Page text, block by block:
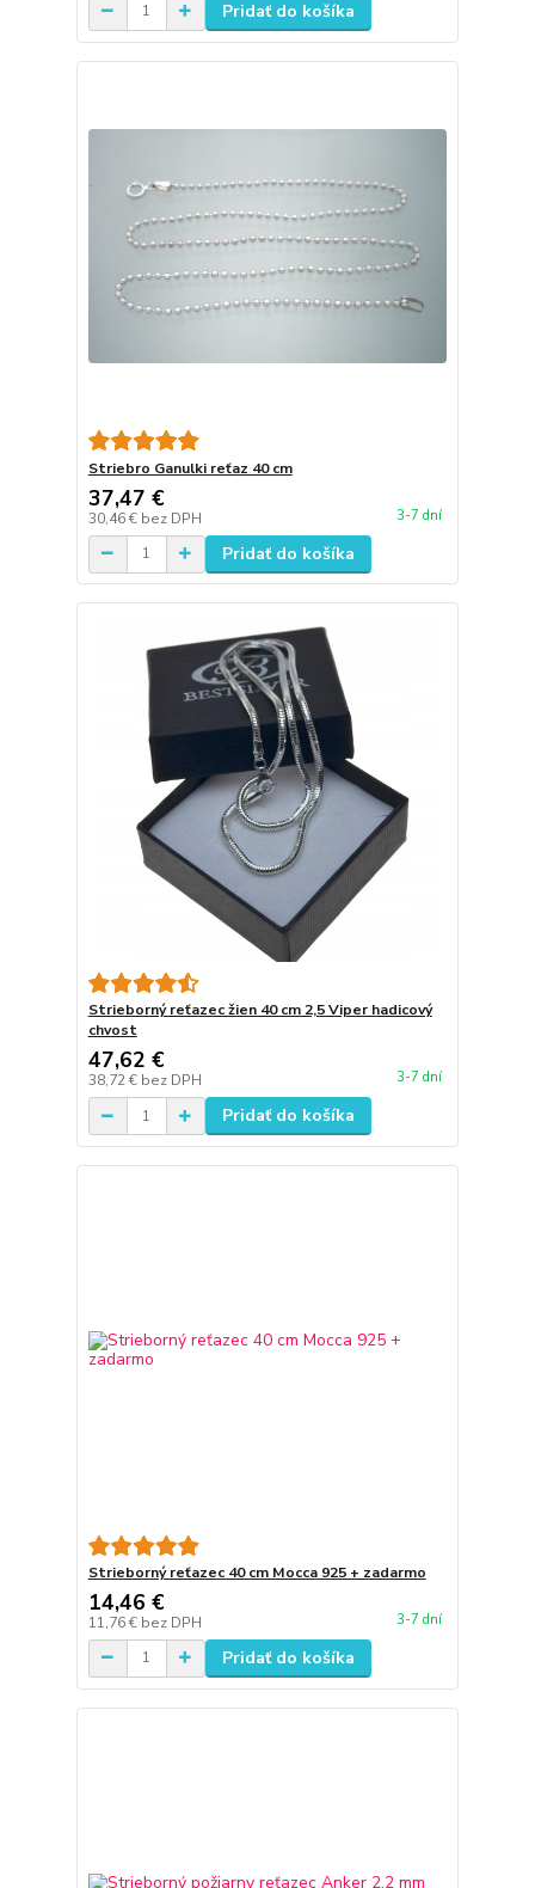
Pridať do košíka
Striebro Ganulki reťaz 40 cm
37,47 €
30,46 € bez DPH 3-7 dní
Pridať do košíka
Strieborný reťazec žien 40 cm 2,5 Viper hadicový
chvost
47,62 €
38,72 € bez DPH 3-7 dní
Pridať do košíka
Strieborný reťazec 40 cm Mocca 925 + zadarmo
14,46 €
11,76 € bez DPH 3-7 dní
Pridať do košíka